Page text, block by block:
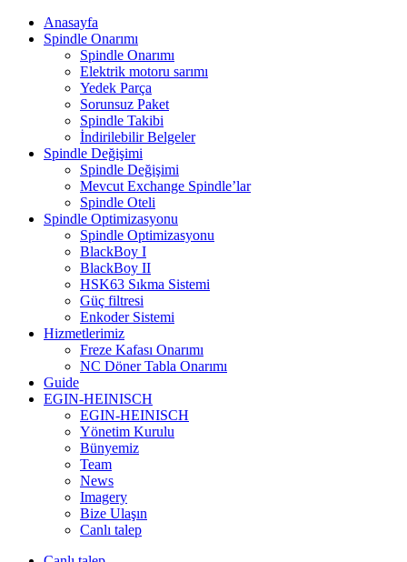
Anasayfa
Spindle Onarımı
Spindle Onarımı
Elektrik motoru sarımı
Yedek Parça
Sorunsuz Paket
Spindle Takibi
İndirilebilir Belgeler
Spindle Değişimi
Spindle Değişimi
Mevcut Exchange Spindle’lar
Spindle Oteli
Spindle Optimizasyonu
Spindle Optimizasyonu
BlackBoy I
BlackBoy II
HSK63 Sıkma Sistemi
Güç filtresi
Enkoder Sistemi
Hizmetlerimiz
Freze Kafası Onarımı
NC Döner Tabla Onarımı
Guide
EGIN-HEINISCH
EGIN-HEINISCH
Yönetim Kurulu
Bünyemiz
Team
News
Imagery
Bize Ulaşın
Canlı talep